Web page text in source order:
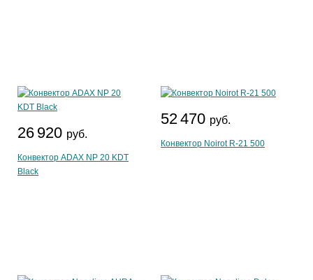
26 920 руб.
Конвектор ADAX NP 20 KDT
Black
52 470 руб.
Конвектор Noirot R-21 500